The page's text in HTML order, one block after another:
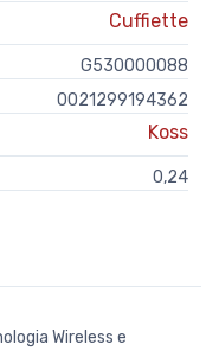
Cuffiette
G530000088
0021299194362
Koss
0,24
Wireless e